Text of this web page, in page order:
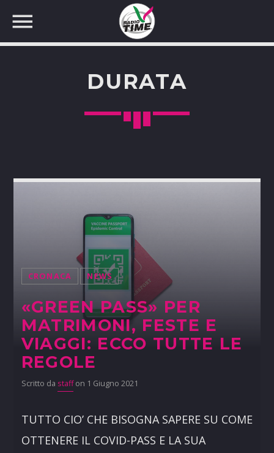
DURATA
CRONACA NEWS
«GREEN PASS» PER
MATRIMONI, FESTE E
VIAGGI: ECCO TUTTE LE
REGOLE
Scritto da staffon 1 Giugno 2021
TUTTO CIO’ CHE BISOGNA SAPERE SU COME
OTTENERE IL COVID-PASS E LA SUA